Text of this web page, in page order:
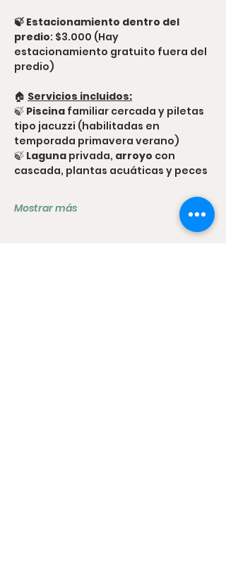
🍃 Estacionamiento dentro del
predio: $3.000 (Hay
estacionamiento gratuito fuera del
predio)
🏠 Servicios incluidos:
🍃 Piscina familiar cercada y piletas
tipo jacuzzi (habilitadas en
temporada primavera verano)
🍃 Laguna privada, arroyo con
cascada, plantas acuáticas y peces
Mostrar más